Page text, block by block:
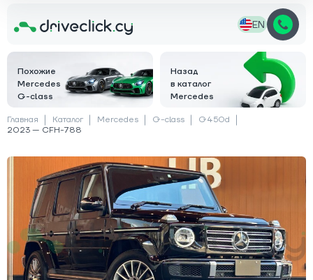
EN
Похожие
Mercedes
G-class
Назад
в каталог
Mercedes
Главная Каталог Mercedes G-class
G450d
2023 — CFH-788